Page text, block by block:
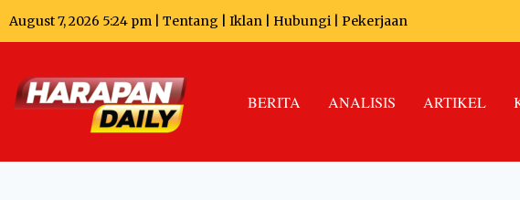
August 7, 2026 5:24 pm | Tentang Iklan Hubungi Pekerjaan
BERITA ANALISIS ARTIKEL